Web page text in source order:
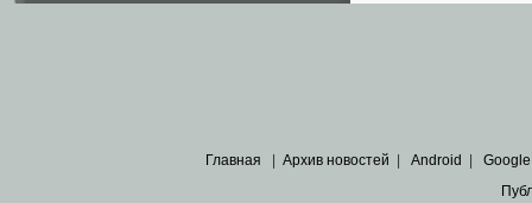
Главная Архив новостей Android Google